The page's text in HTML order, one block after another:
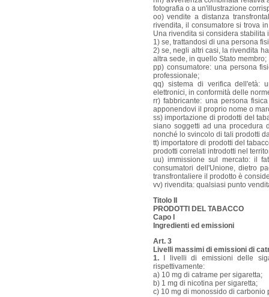
fotografia o a un'illustrazione
oo) vendite a distanza
rivendita, il consumatore si trova
Una rivendita si considera stabilita
1) se, trattandosi di una persona
2) se, negli altri casi, la rivendita
altra sede, in quello Stato membro;
pp) consumatore: una persona
professionale;
qq) sistema di verifica dell'età:
elettronici, in conformità delle
rr) fabbricante: una persona
apponendovi il proprio nome o
ss) importazione di prodotti del
siano soggetti ad una procedura
nonché lo svincolo di tali prodotti
tt) importatore di prodotti del
prodotti correlati introdotti nel
uu) immissione sul mercato: il
consumatori dell'Unione, dietro
transfrontaliere il prodotto è
vv) rivendita: qualsiasi punto
Titolo II
PRODOTTI DEL TABACCO
Capo I
Ingredienti ed emissioni
Art. 3
Livelli massimi di emissioni di
1. I livelli di emissioni delle
rispettivamente:
a) 10 mg di catrame per sigaretta;
b) 1 mg di nicotina per sigaretta;
c) 10 mg di monossido di carbonio